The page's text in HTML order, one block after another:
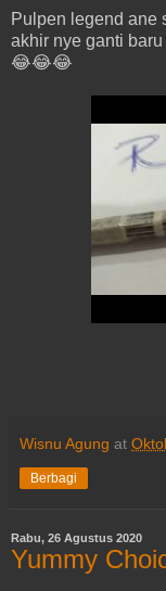
Pulpen legend ane
akhir nye ganti baru
😂😂😂
Wisnu Agung at
Berbagi
Rabu, 26 Agustus 2020
Yummy